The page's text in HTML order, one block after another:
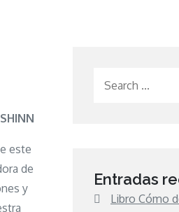
este
de
y
Entradas
Libro Cómo